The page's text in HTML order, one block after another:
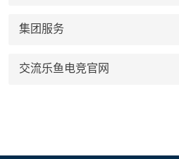
集团服务
交流乐鱼电竞官网